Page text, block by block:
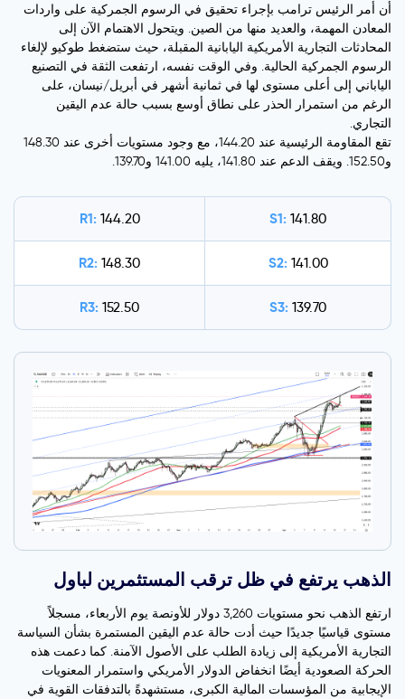
أن أمر الرئيس ترامب بإجراء تحقيق في الرسوم الجمركية على واردات
المعادن المهمة، والعديد منها من الصين. ويتحول الاهتمام الآن إلى
المحادثات التجارية الأمريكية اليابانية المقبلة، حيث ستضغط طوكيو لإلغاء
الرسوم الجمركية الحالية. وفي الوقت نفسه، ارتفعت الثقة في التصنيع
الياباني إلى أعلى مستوى لها في ثمانية أشهر في أبريل/نيسان، على
الرغم من استمرار الحذر على نطاق أوسع بسبب حالة عدم اليقين
التجاري.
تقع المقاومة الرئيسية عند 144.20، مع وجود مستويات أخرى عند 148.30
و152.50. ويقف الدعم عند 141.80، يليه 141.00 و139.70.
R1: 144.20 S1: 141.80
R2: 148.30 S2: 141.00
R3: 152.50 S3: 139.70
الذهب يرتفع في ظل ترقب المستثمرين لباول
ارتفع الذهب نحو مستويات 3,260 دولار للأونصة يوم الأربعاء، مسجلاً
مستوى قياسيًا جديدًا حيث أدت حالة عدم اليقين المستمرة بشأن السياسة
التجارية الأمريكية إلى زيادة الطلب على الأصول الآمنة. كما دعمت هذه
الحركة الصعودية أيضًا انخفاض الدولار الأمريكي واستمرار المعنويات
الإيجابية من المؤسسات المالية الكبرى، مستشهدةً بالتدفقات القوية في